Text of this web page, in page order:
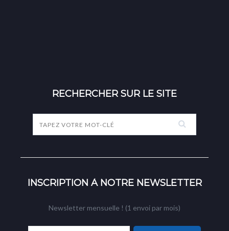
RECHERCHER SUR LE SITE
INSCRIPTION À NOTRE NEWSLETTER
Newsletter mensuelle ! (1 envoi par mois)